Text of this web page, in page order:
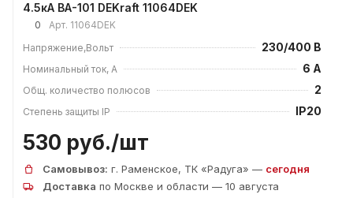
4.5кА ВА-101 DEKraft 11064DEK
0 Арт. 11064DEK
Напряжение,Вольт
230/400 В
Номинальный ток, А 6 А
Общ. количество полюсов 2
Степень защиты IP IP20
530 руб./шт
Самовывоз: г. Раменское, ТК «Радуга» — сегодня
Доставка по Москве и области — 10 августа